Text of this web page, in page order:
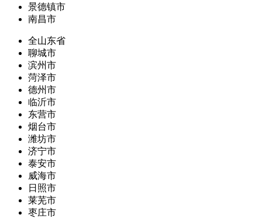
景德镇市
南昌市
全山东省
聊城市
滨州市
菏泽市
德州市
临沂市
东营市
烟台市
潍坊市
济宁市
泰安市
威海市
日照市
莱芜市
枣庄市